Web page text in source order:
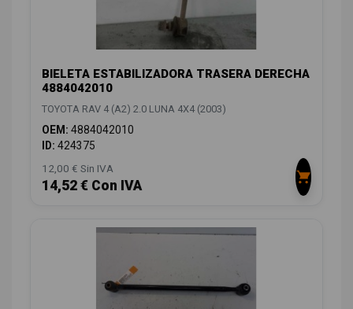
BIELETA ESTABILIZADORA TRASERA DERECHA
4884042010
TOYOTA RAV 4 (A2) 2.0 LUNA 4X4 (2003)
OEM: 4884042010
ID: 424375
12,00 € Sin IVA
14,52 € Con IVA